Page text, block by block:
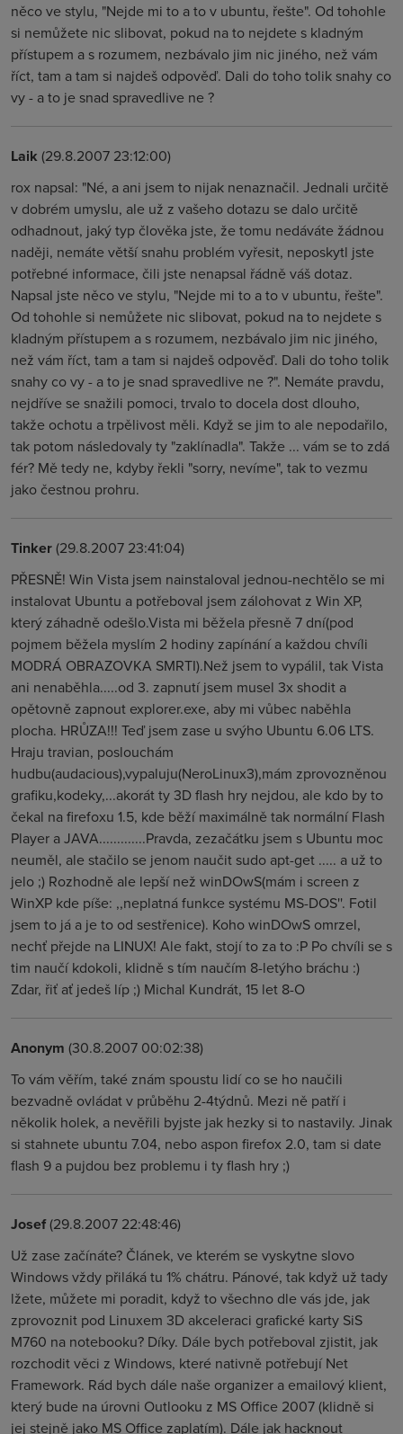
něco ve stylu, "Nejde mi to a to v ubuntu, řešte". Od tohohle
si nemůžete nic slibovat, pokud na to nejdete s kladným
přístupem a s rozumem, nezbávalo jim nic jiného, než vám
říct, tam a tam si najdeš odpověď. Dali do toho tolik snahy co
vy - a to je snad spravedlive ne ?
Laik (29.8.2007 23:12:00)
rox napsal: "Né, a ani jsem to nijak nenaznačil. Jednali určitě
v dobrém umyslu, ale už z vašeho dotazu se dalo určitě
odhadnout, jaký typ člověka jste, že tomu nedáváte žádnou
naději, nemáte větší snahu problém vyřesit, neposkytl jste
potřebné informace, čili jste nenapsal řádně váš dotaz.
Napsal jste něco ve stylu, "Nejde mi to a to v ubuntu, řešte".
Od tohohle si nemůžete nic slibovat, pokud na to nejdete s
kladným přístupem a s rozumem, nezbávalo jim nic jiného,
než vám říct, tam a tam si najdeš odpověď. Dali do toho tolik
snahy co vy - a to je snad spravedlive ne ?". Nemáte pravdu,
nejdříve se snažili pomoci, trvalo to docela dost dlouho,
takže ochotu a trpělivost měli. Když se jim to ale nepodařilo,
tak potom následovaly ty "zaklínadla". Takže ... vám se to zdá
fér? Mě tedy ne, kdyby řekli "sorry, nevíme", tak to vezmu
jako čestnou prohru.
Tinker(29.8.2007 23:41:04)
PŘESNĚ! Win Vista jsem nainstaloval jednou-nechtělo se mi
instalovat Ubuntu a potřeboval jsem zálohovat z Win XP,
který záhadně odešlo.Vista mi běžela přesně 7 dní(pod
pojmem běžela myslím 2 hodiny zapínání a každou chvíli
MODRÁ OBRAZOVKA SMRTI).Než jsem to vypálil, tak Vista
ani nenaběhla.....od 3. zapnutí jsem musel 3x shodit a
opětovně zapnout explorer.exe, aby mi vůbec naběhla
plocha. HRŮZA!!! Teď jsem zase u svýho Ubuntu 6.06 LTS.
Hraju travian, poslouchám
hudbu(audacious),vypaluju(NeroLinux3),mám zprovozněnou
grafiku,kodeky,...akorát ty 3D flash hry nejdou, ale kdo by to
čekal na firefoxu 1.5, kde běží maximálně tak normální Flash
Player a JAVA.............Pravda, zezačátku jsem s Ubuntu moc
neuměl, ale stačilo se jenom naučit sudo apt-get ..... a už to
jelo ;) Rozhodně ale lepší než winDOwS(mám i screen z
WinXP kde píše: ,,neplatná funkce systému MS-DOS''. Fotil
jsem to já a je to od sestřenice). Koho winDOwS omrzel,
nechť přejde na LINUX! Ale fakt, stojí to za to :P Po chvíli se s
tim naučí kdokoli, klidně s tím naučím 8-letýho bráchu :)
Zdar, řiť ať jedeš líp ;) Michal Kundrát, 15 let 8-O
Anonym (30.8.2007 00:02:38)
To vám věřím, také znám spoustu lidí co se ho naučili
bezvadně ovládat v průběhu 2-4týdnů. Mezi ně patří i
několik holek, a nevěřili byjste jak hezky si to nastavily. Jinak
si stahnete ubuntu 7.04, nebo aspon firefox 2.0, tam si date
flash 9 a pujdou bez problemu i ty flash hry ;)
Josef(29.8.2007 22:48:46)
Už zase začínáte? Článek, ve kterém se vyskytne slovo
Windows vždy přiláká tu 1% chátru. Pánové, tak když už tady
lžete, můžete mi poradit, když to všechno dle vás jde, jak
zprovoznit pod Linuxem 3D akceleraci grafické karty SiS
M760 na notebooku? Díky. Dále bych potřeboval zjistit, jak
rozchodit věci z Windows, které nativně potřebují Net
Framework. Rád bych dále naše organizer a emailový klient,
který bude na úrovni Outlooku z MS Office 2007 (klidně si
jej stejně jako MS Office zaplatím). Dále jak hacknout